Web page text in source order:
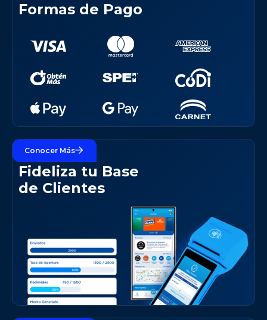
Formas de Pago
+ Clientes
Fideliza tu Base
de Clientes
Conocer Más